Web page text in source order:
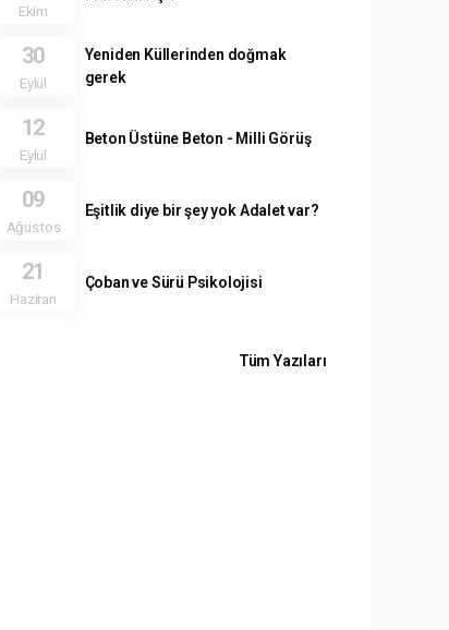
Ekim
30
Eylül
Yeniden Küllerinden doğmak
gerek
12
Eylül
Beton Üstüne Beton - Milli Görüş
09
Ağustos
Eşitlik diye bir şey yok Adalet var?
21
Haziran
Çoban ve Sürü Psikolojisi
Tüm Yazıları